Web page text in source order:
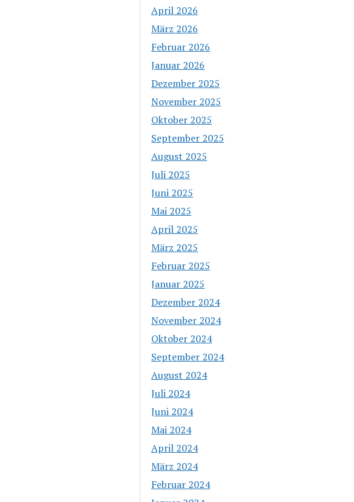
April 2026
März 2026
Februar 2026
Januar 2026
Dezember 2025
November 2025
Oktober 2025
September 2025
August 2025
Juli 2025
Juni 2025
Mai 2025
April 2025
März 2025
Februar 2025
Januar 2025
Dezember 2024
November 2024
Oktober 2024
September 2024
August 2024
Juli 2024
Juni 2024
Mai 2024
April 2024
März 2024
Februar 2024